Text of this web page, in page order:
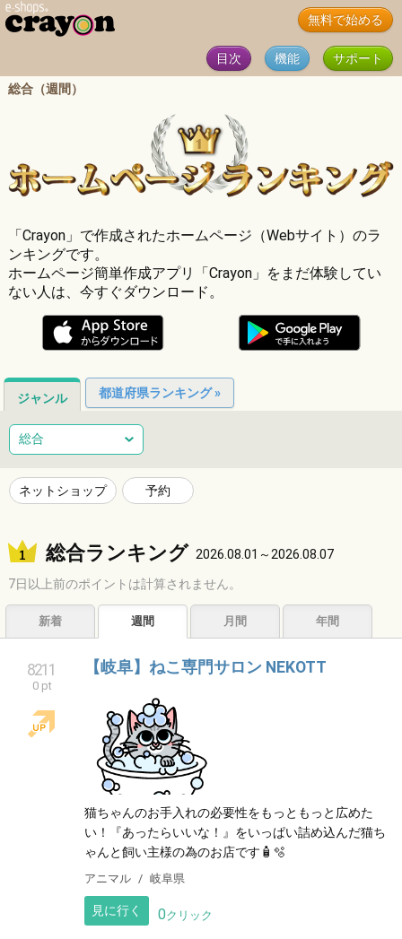
無料で始める
目次 機能
サポート
総合（週間）
「Crayon」で作成されたホームページ（Webサイト）のラ
ンキングです。
ホームページ簡単作成アプリ「Crayon」をまだ体験してい
ない人は、今すぐダウンロード。
ジャンル 都道府県ランキング »
総合 健康
ネイルサロン エステサロン
ショッピング グルメ 居酒屋 ビジネス
サービス 子育て 福祉
エンタメ アーティスト クリエイター その他
総合
ネットショップ 予約
総合ランキング 2026.08.01～2026.08.07
7日以上前のポイントは計算されません。
新着 週間 月間 年間
8211
0 pt
【岐阜】ねこ専門サロン NEKOTT
猫ちゃんのお手入れの必要性をもっともっと広めた
い！『あったらいいな！』をいっぱい詰め込んだ猫ち
ゃんと飼い主様の為のお店です🧴🫧
アニマル 岐阜県
見に行く 0クリック